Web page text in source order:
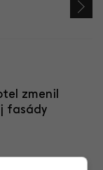
zmenil
fasády